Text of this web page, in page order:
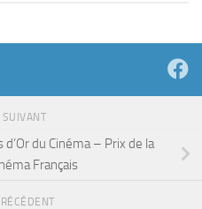
SUIVANT
du Cinéma – Prix de la
Français